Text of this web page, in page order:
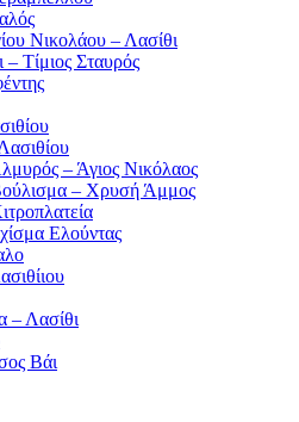
Νικολάου – Λασίθι
Τίμιος Σταυρός
– Άγιος Νικόλαος
– Χρυσή Άμμος
Ελούντας
– Λασίθι
Βάι